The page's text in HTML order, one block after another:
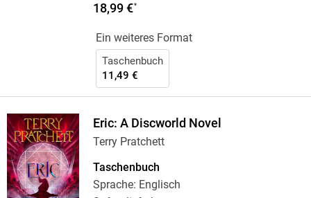
18,99 €*
Ein weiteres Format
Taschenbuch
11,49 €
Eric: A Discworld Novel
Terry Pratchett
Taschenbuch
Sprache: Englisch